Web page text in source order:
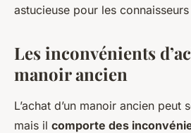
astucieuse pour les
Les inconvénients
manoir ancien
L’achat d’un manoir ancien peut
mais il comporte des